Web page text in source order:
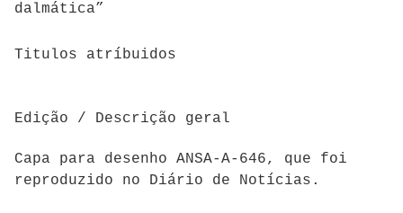
dalmática”
Titulos atríbuidos
Edição / Descrição geral
Capa para desenho ANSA-A-646, que foi
reproduzido no Diário de Notícias.